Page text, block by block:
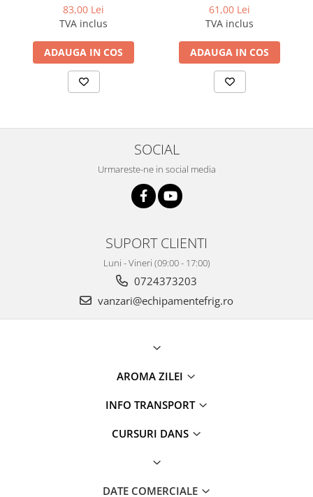
83,00 Lei
TVA inclus
ADAUGA IN COS
61,00 Lei
TVA inclus
ADAUGA IN COS
SOCIAL
Urmareste-ne in social media
SUPORT CLIENTI
Luni - Vineri (09:00 - 17:00)
0724373203
vanzari@echipamentefrig.ro
AROMA ZILEI
INFO TRANSPORT
CURSURI DANS
DATE COMERCIALE